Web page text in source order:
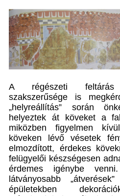
A régészeti feltárás
szakszerűsége is
„helyreállítás” során
helyeztek át köveket a
miközben figyelmen
köveken lévő vésetek
elmozdított, érdekes
felügyelői készségesen
érdemes igénybe
látványosabb
épületekben